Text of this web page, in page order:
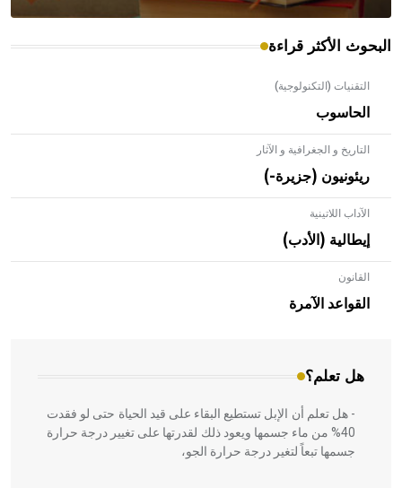
البحوث الأكثر قراءة
التقنيات (التكنولوجية)
الحاسوب
التاريخ و الجغرافية و الآثار
ريئونيون (جزيرة-)
الآداب اللاتينية
إيطالية (الأدب)
القانون
القواعد الآمرة
هل تعلم؟
- هل تعلم أن الأبلق نوع من الفنون الهندسية التي ارتبطت
بالعمارة الإسلامية في بلاد الشام ومصر خاصة، حيث يحرص
المعمار على بناء مداميكه وخاصة في الواجهات
- هل تعلم أن الإبل تستطيع البقاء على قيد الحياة حتى لو فقدت
40% من ماء جسمها ويعود ذلك لقدرتها على تغيير درجة حرارة
جسمها تبعاً لتغير درجة حرارة الجو،